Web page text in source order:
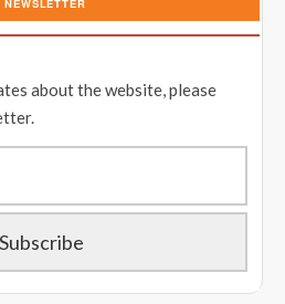
about the website, please